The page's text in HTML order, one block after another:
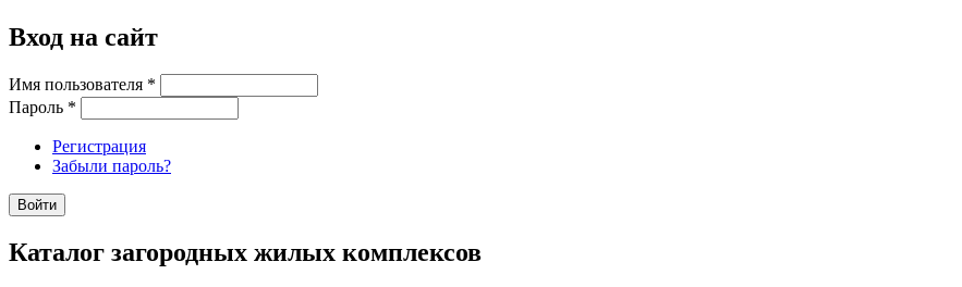
Вход на сайт
Имя пользователя *
Пароль *
Регистрация
Забыли пароль?
Каталог загородных жилых комплексов